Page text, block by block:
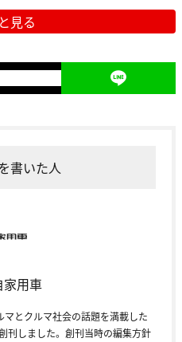
見る
書いた人
家用車
とクルマ社会の話題を満載した
刊しました。創刊当時の編集方針